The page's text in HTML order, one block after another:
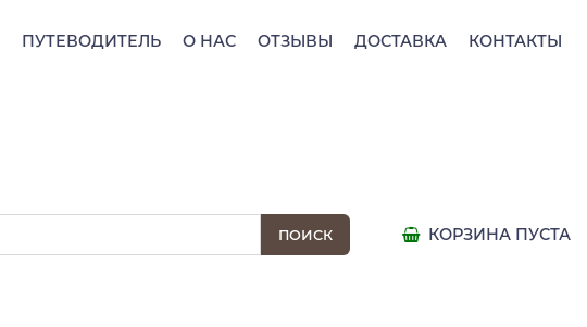
ПУТЕВОДИТЕЛЬ О НАС ОТЗЫВЫ ДОСТАВКА КОНТАКТЫ
КОРЗИНА ПУСТА